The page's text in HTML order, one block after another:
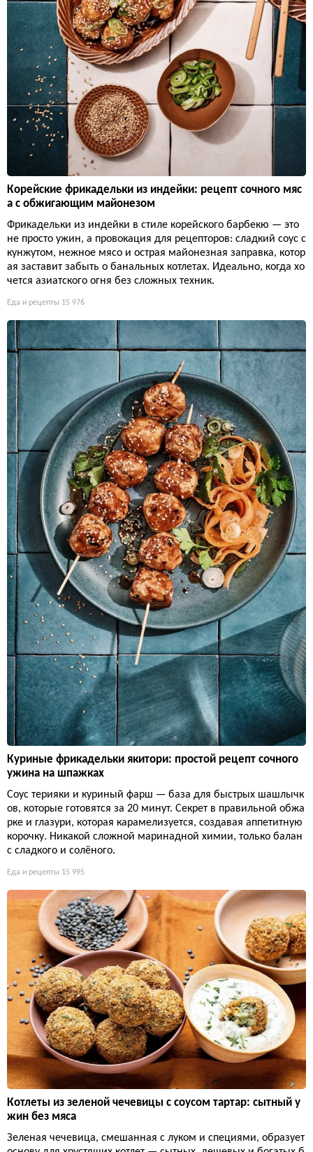
Корейские фрикадельки из индейки: рецепт сочного мяс
а с обжигающим майонезом
Фрикадельки из индейки в стиле корейского барбекю — это
не просто ужин, а провокация для рецепторов: сладкий соус с
кунжутом, нежное мясо и острая майонезная заправка, котор
ая заставит забыть о банальных котлетах. Идеально, когда хо
чется азиатского огня без сложных техник.
Еда и рецепты 15 976
Куриные фрикадельки якитори: простой рецепт сочного
ужина на шпажках
Соус терияки и куриный фарш — база для быстрых шашлычк
ов, которые готовятся за 20 минут. Секрет в правильной обжа
рке и глазури, которая карамелизуется, создавая аппетитную
корочку. Никакой сложной маринадной химии, только балан
с сладкого и солёного.
Еда и рецепты 15 995
Котлеты из зеленой чечевицы с соусом тартар: сытный у
жин без мяса
Зеленая чечевица, смешанная с луком и специями, образует